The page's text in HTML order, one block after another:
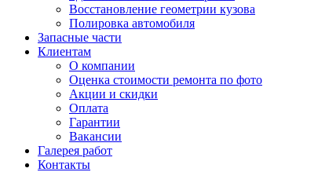
Восстановление геометрии кузова
Полировка автомобиля
Запасные части
Клиентам
О компании
Оценка стоимости ремонта по фото
Акции и скидки
Оплата
Гарантии
Вакансии
Галерея работ
Контакты